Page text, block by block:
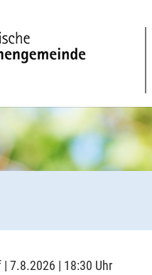
| 7.8.2026 | 18:30 Uhr